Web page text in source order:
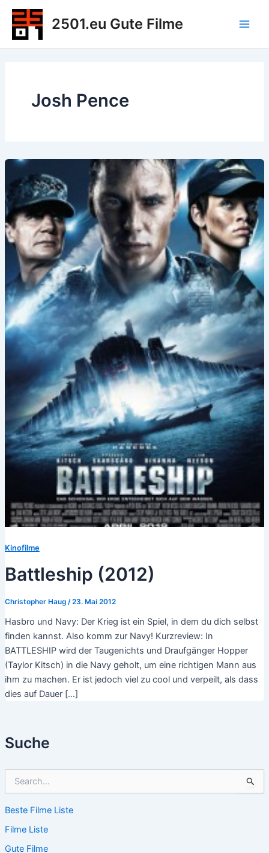
Zum
Inhalt
springen
2501.eu Gute Filme
Suche
h
n
n
Beste Filme Liste
Filme Liste
Gute Filme
Josh Pence
Kinofilme
Battleship (2012)
Christopher Haug /23. Mai 2012
Hasbro und Navy: Der Krieg ist ein Spiel, in dem du dich selbst
finden kannst. Also komm zur Navy! Kurzreview: In
BATTLESHIP wird der Taugenichts und Draufgänger Hopper
(Taylor Kitsch) in die Navy geholt, um eine richtigen Mann aus
ihm zu machen. Er ist jedoch viel zu cool und verpeilt, als dass
dies auf Dauer […]